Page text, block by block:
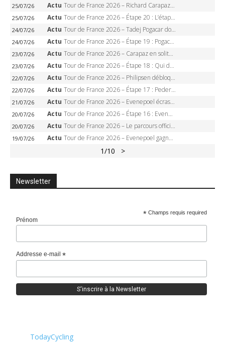
25/07/26 Actu Tour de France 2026 – Richard Carapaz roi des Alpes, doublé et maillot à pois, Seixas perd le podium
25/07/26 Actu Tour de France 2026 – Étape 20 : L’étape reine, Galibier, Sarenne, Alpe d’Huez, qui succédera à Pogacar ?
24/07/26 Actu Tour de France 2026 – Tadej Pogacar dompte l’Alpe d’Huez, 5e victoire, record de Pantani pulvérisé
24/07/26 Actu Tour de France 2026 – Étape 19 : Pogacar peut-il enfin dompter l’Alpe d’Huez ?
23/07/26 Actu Tour de France 2026 – Carapaz en solitaire à Orcières-Merlette, Paret-Peintre à un point du maillot à pois
23/07/26 Actu Tour de France 2026 – Étape 18 : Qui domptera Orcières-Merlette, première marche vers l’Alpe d’Huez ?
22/07/26 Actu Tour de France 2026 – Philipsen débloque son compteur à Voiron, Pedersen en danger pour le maillot vert
22/07/26 Actu Tour de France 2026 – Étape 17 : Pedersen peut-il verrouiller le maillot vert à Voiron ?
21/07/26 Actu Tour de France 2026 – Evenepoel écrase le chrono d’Évian, Seixas 4e, Lipowitz abandonne
20/07/26 Actu Tour de France 2026 – Étape 16 : Evenepoel, Pogacar, Ganna… qui domptera le chrono d’Évian pour redessiner le podium ?
20/07/26 Actu Tour de France 2026 – Le parcours officiel complet : 21 étapes, profils, carte et dates
19/07/26 Actu Tour de France 2026 – Evenepoel gagne à Solaison, Vingegaard abandonne, Pogacar toujours en jaune
1/10 >
Newsletter
* Champs requis required
Prénom
Addresse e-mail*
TodayCycling